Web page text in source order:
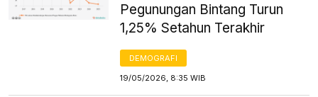
Pegunungan Bintang Turun
1,25% Setahun Terakhir
DEMOGRAFI
19/05/2026, 8:35 WIB